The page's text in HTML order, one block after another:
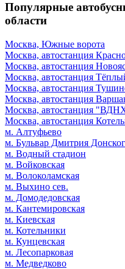
Популярные
области
Москва, Южные ворота
Москва, автостанция
Москва, автостанция
Москва, автостанция
Москва, автостанция
Москва, автостанция
Москва, автостанция
Москва, автостанция
м. Алтуфьево
м. Бульвар Дмитрия
м. Водный стадион
м. Войковская
м. Волоколамская
м. Выхино сев.
м. Домодедовская
м. Кантемировская
м. Киевская
м. Котельники
м. Кунцевская
м. Лесопарковая
м. Медведково